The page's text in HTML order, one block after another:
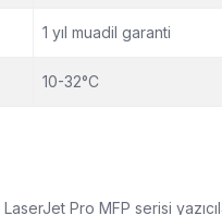
1 yıl muadil garanti
10-32°C
Pro MFP serisi